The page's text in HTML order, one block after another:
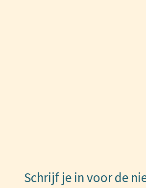
Schrijf je in voor de